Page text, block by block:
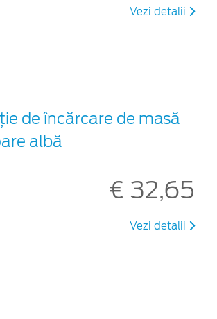
Vezi detalii
de încărcare de masă
albă
€ 32,65
Vezi detalii